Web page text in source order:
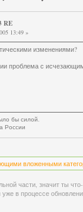
RE
13:49 »
изменениями?
проблема с
бы силой.
России
вложенными
части, значит ты
уже в процессе